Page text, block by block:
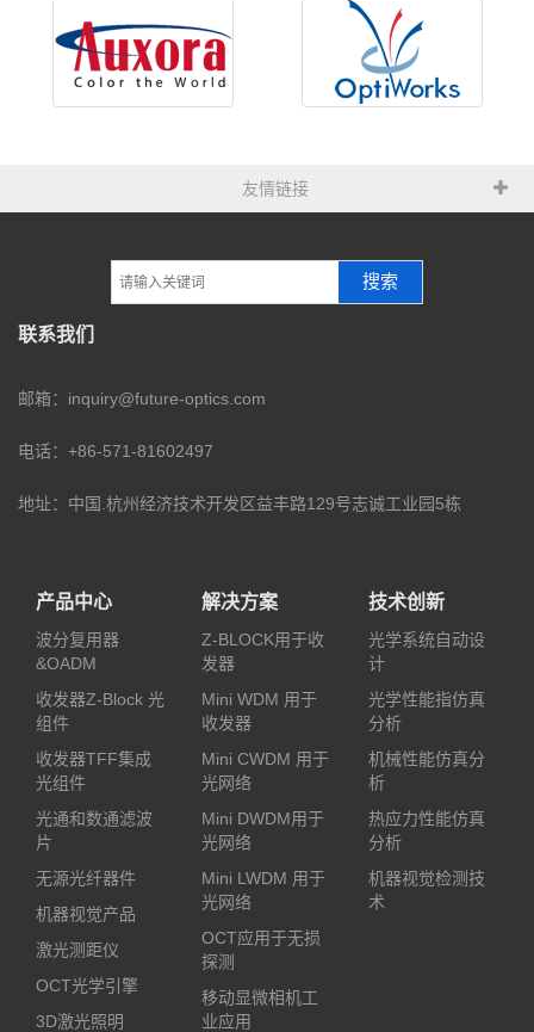
友情链接
搜索
联系我们
邮箱：inquiry@future-optics.com
电话：+86-571-81602497
地址：中国.杭州经济技术开发区益丰路129号志诚工业园5栋
产品中心
波分复用器
&OADM
收发器Z-Block 光
组件
收发器TFF集成
光组件
光通和数通滤波
片
无源光纤器件
机器视觉产品
激光测距仪
OCT光学引擎
3D激光照明
解决方案
Z-BLOCK用于收
发器
Mini WDM 用于
收发器
Mini CWDM 用于
光网络
Mini DWDM用于
光网络
Mini LWDM 用于
光网络
OCT应用于无损
探测
移动显微相机工
业应用
技术创新
光学系统自动设
计
光学性能指仿真
分析
机械性能仿真分
析
热应力性能仿真
分析
机器视觉检测技
术